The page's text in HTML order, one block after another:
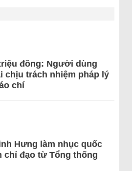
đồng: Người dùng
chịu trách nhiệm pháp lý
chí
Hưng làm nhục quốc
chỉ đạo từ Tổng thống